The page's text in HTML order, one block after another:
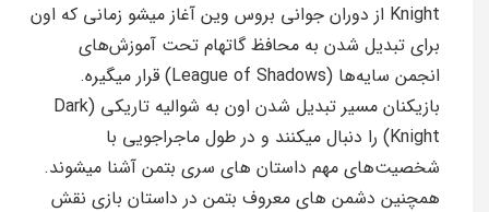
Knight از دوران جوانی بروس وین آغاز میشو زمانی که اون
برای تبدیل شدن به محافظ گاتهام تحت آموزش‌های
انجمن سایه‌ها (League of Shadows) قرار میگیره.
بازیکنان مسیر تبدیل شدن اون به شوالیه تاریکی (Dark
Knight) را دنبال میکنند و در طول ماجراجویی با
شخصیت‌های مهم داستان های سری بتمن آشنا میشوند.
همچنین دشمن های معروف بتمن در داستان بازی نقش